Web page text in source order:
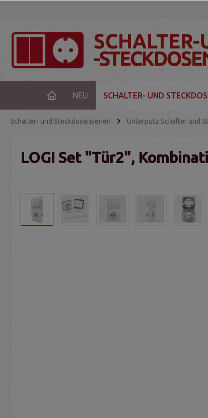
NEU SCHALTER- UND
Schalter- und Steckdosenserien Unterputz Schalter und
LOGI Set "Tür2",